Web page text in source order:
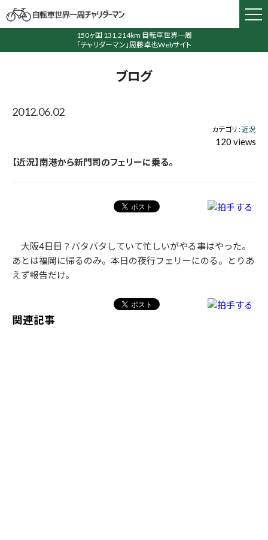
150ヶ国 131,214km 自転車世界一周
「チャリダーマン」周藤卓也Webサイト
ブログ
2012.06.02
カテゴリ :近況
120 views
【近況】南港から新門司のフェリーに乗る。
大阪4日目？バタバタしていて忙しいがやる事はやった。
あとは福岡に帰るのみ。本日の夜行フェリーにのる。とりあ
えず報告だけ。
関連記事